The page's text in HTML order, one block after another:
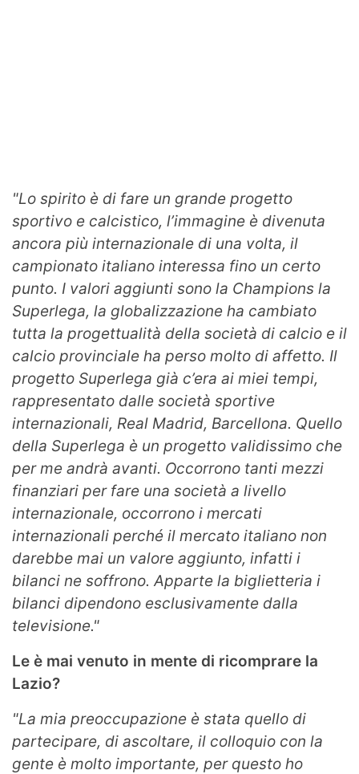
"Lo spirito è di fare un grande progetto
sportivo e calcistico, l’immagine è divenuta
ancora più internazionale di una volta, il
campionato italiano interessa fino un certo
punto. I valori aggiunti sono la Champions la
Superlega, la globalizzazione ha cambiato
tutta la progettualità della società di calcio e il
calcio provinciale ha perso molto di affetto. Il
progetto Superlega già c’era ai miei tempi,
rappresentato dalle società sportive
internazionali, Real Madrid, Barcellona. Quello
della Superlega è un progetto validissimo che
per me andrà avanti. Occorrono tanti mezzi
finanziari per fare una società a livello
internazionale, occorrono i mercati
internazionali perché il mercato italiano non
darebbe mai un valore aggiunto, infatti i
bilanci ne soffrono. Apparte la biglietteria i
bilanci dipendono esclusivamente dalla
televisione."
Le è mai venuto in mente di ricomprare la
Lazio?
"La mia preoccupazione è stata quello di
partecipare, di ascoltare, il colloquio con la
gente è molto importante, per questo ho